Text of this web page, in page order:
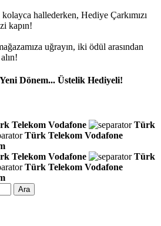
hallederken, Hediye Çarkımızı
kapın!
uğrayın, iki ödül arasından
Dönem... Üstelik Hediyeli!
Telekom Vodafone
Türk
Türk Telekom Vodafone
Telekom Vodafone
Türk
Türk Telekom Vodafone
Ara